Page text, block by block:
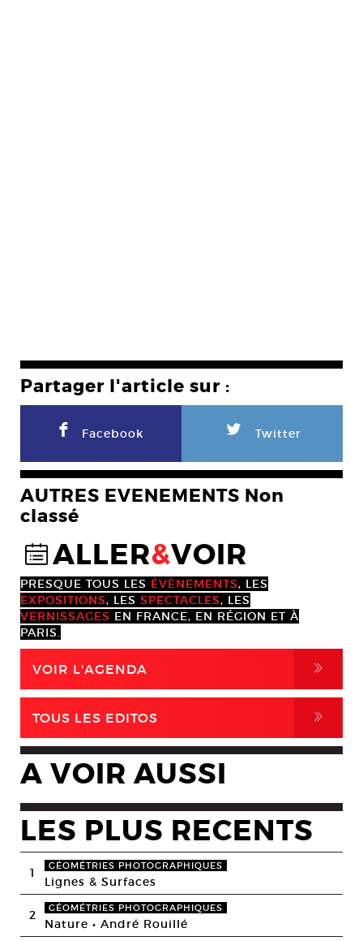
Partager l'article sur :
F Facebook L Twitter
AUTRES EVENEMENTS Non
classé
@ALLER&VOIR
PRESQUE TOUS LES ÉVÈNEMENTS, LES
EXPOSITIONS, LES SPECTACLES, LES
VERNISSAGES EN FRANCE, EN RÉGION ET À
PARIS.
VOIR L'AGENDA ,
TOUS LES EDITOS ,
A VOIR AUSSI
LES PLUS RECENTS
1 GÉOMÉTRIES PHOTOGRAPHIQUES
Lignes & Surfaces
2 GÉOMÉTRIES PHOTOGRAPHIQUES
Nature • André Rouillé